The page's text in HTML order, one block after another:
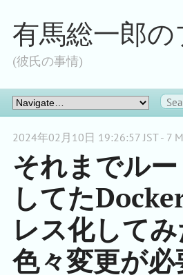
有馬総一郎
(彼氏の事情)
2024年02月10日 19:26:57 JST - 7
それまでル
してた
レス化してみ
色々変更が